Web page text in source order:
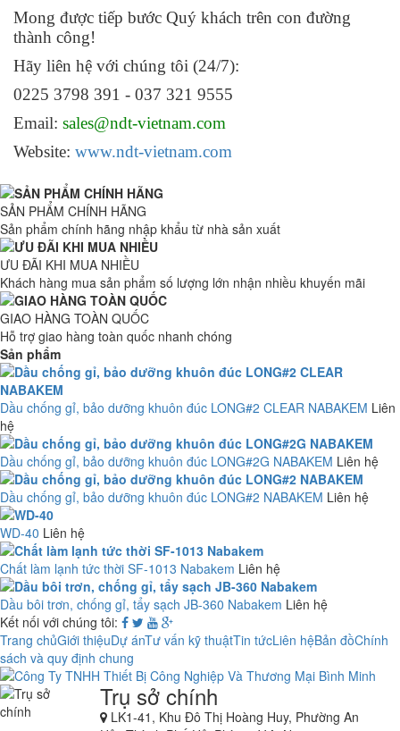
Mong được tiếp bước Quý khách trên con đường
thành công!
Hãy liên hệ với chúng tôi (24/7):
0225 3798 391 - 037 321 9555
Email: sales@ndt-vietnam.com
Website: www.ndt-vietnam.com
SẢN PHẨM CHÍNH HÃNG
Sản phẩm chính hãng nhập khẩu từ nhà sản xuất
ƯU ĐÃI KHI MUA NHIỀU
Khách hàng mua sản phẩm số lượng lớn nhận nhiều khuyến mãi
GIAO HÀNG TOÀN QUỐC
Hỗ trợ giao hàng toàn quốc nhanh chóng
Sản phẩm
Dầu chống gỉ, bảo dưỡng khuôn đúc LONG#2 CLEAR NABAKEM Liên
hệ
Dầu chống gỉ, bảo dưỡng khuôn đúc LONG#2G NABAKEM Liên hệ
Dầu chống gỉ, bảo dưỡng khuôn đúc LONG#2 NABAKEM Liên hệ
WD-40 Liên hệ
Chất làm lạnh tức thời SF-1013 Nabakem Liên hệ
Dầu bôi trơn, chống gỉ, tẩy sạch JB-360 Nabakem Liên hệ
Kết nối với chúng tôi:
Trang chủGiới thiệuDự ánTư vấn kỹ thuậtTin tứcLiên hệBản đồChính
sách và quy định chung
Trụ sở chính
LK1-41, Khu Đô Thị Hoàng Huy, Phường An